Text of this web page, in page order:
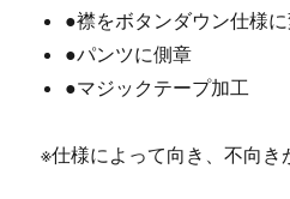
●襟をボタンダウン仕様
●パンツに側章
●マジックテープ加工
※仕様によって向き、不向き